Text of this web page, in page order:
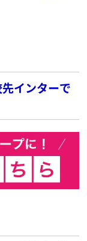
インターで